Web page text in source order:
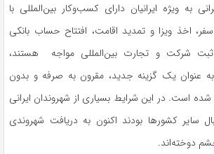
به ویژه ایرانیان دارای کسب‌وکار بین‌المللی با
اخذ ویزا و تمدید اقامت، افتتاح حساب بانکی
ثبت شرکت و تجارت بین‌المللی مواجه هستند،
عنوان یک گزینه جدید، مقرون به صرفه و بدون
است. در این شرایط بسیاری از شهروندان ایرانی
سایر کشورها بودند اکنون به دریافت شهروندی
دوخته‌اند.